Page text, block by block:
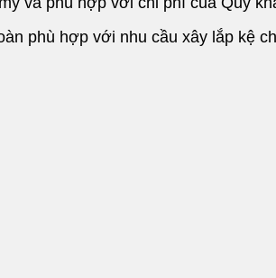
phù hợp với nhu cầu xây lắp kệ